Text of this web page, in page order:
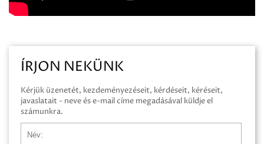
ÍRJON NEKÜNK
Kérjük üzenetét, kezdeményezéseit, kérdéseit, kéréseit,
javaslatait - neve és e-mail címe megadásával küldje el
számunkra.